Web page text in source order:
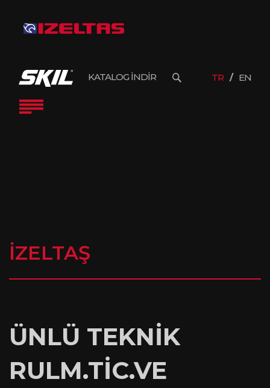
KATALOG İNDİR TR EN
İZELTAŞ
ÜNLÜ TEKNİK
RULM.TİC.VE